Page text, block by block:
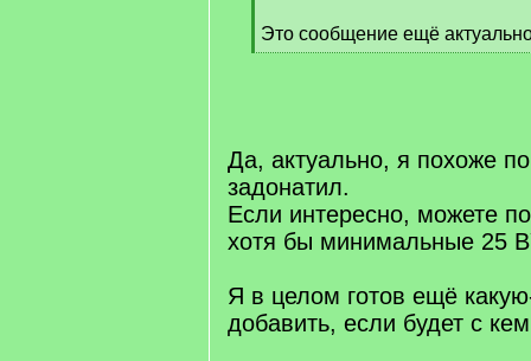
Это сообщение ещё
[
Да, актуально, я похоже
задонатил.
Если интересно, можете
хотя бы минимальные 25
Я в целом готов ещё
добавить, если будет с